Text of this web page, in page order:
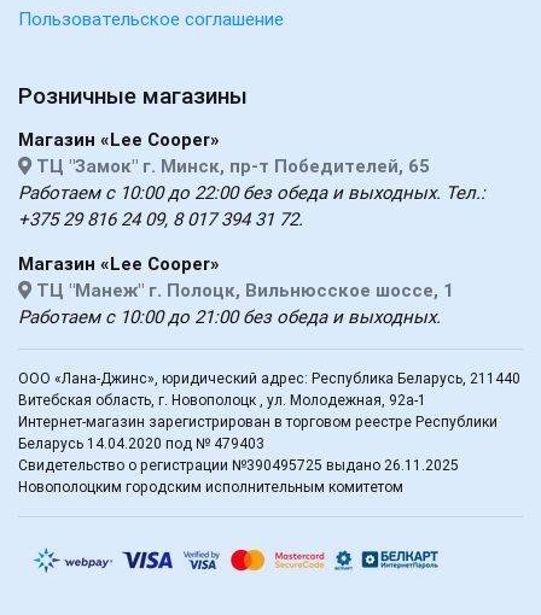
Пользовательское соглашение
Розничные магазины
Магазин «Lee Cooper»
ТЦ "Замок" г. Минск, пр-т Победителей, 65
Работаем с 10:00 до 22:00 без обеда и выходных. Тел.:
+375 29 816 24 09, 8 017 394 31 72.
Магазин «Lee Cooper»
ТЦ "Манеж" г. Полоцк, Вильнюсское шоссе, 1
Работаем с 10:00 до 21:00 без обеда и выходных.
ООО «Лана-Джинс», юридический адрес: Республика Беларусь, 211440
Витебская область, г. Новополоцк , ул. Молодежная, 92а-1
Интернет-магазин зарегистрирован в торговом реестре Республики
Беларусь 14.04.2020 под № 479403
Свидетельство о регистрации №390495725 выдано 26.11.2025
Новополоцким городским исполнительным комитетом